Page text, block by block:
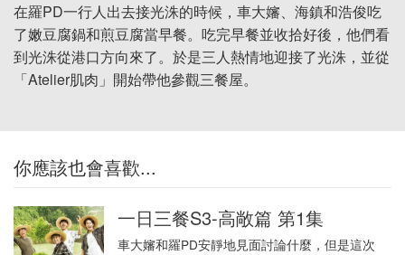
在羅PD一行人出去接光洙的時候，車大嬸、海鎮和浩俊吃
了嫩豆腐鍋和煎豆腐當早餐。吃完早餐並收拾好後，他們看
到光洙從港口方向來了。於是三人熱情地迎接了光洙，並從
「Atelier肌肉」開始帶他參觀三餐屋。
你應該也會喜歡...
一日三餐S3-高敞篇 第1集
車大嬸和羅PD安靜地見面討論什麼，但是這次